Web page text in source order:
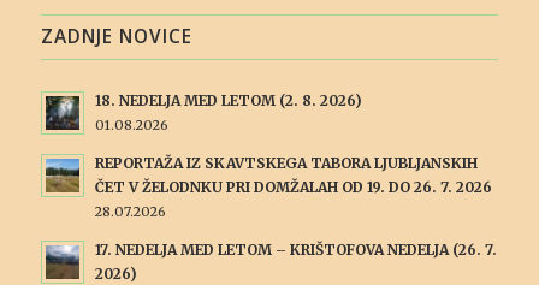
ZADNJE NOVICE
18. NEDELJA MED LETOM (2. 8. 2026)
01.08.2026
REPORTAŽA IZ SKAVTSKEGA TABORA LJUBLJANSKIH
ČET V ŽELODNKU PRI DOMŽALAH OD 19. DO 26. 7. 2026
28.07.2026
17. NEDELJA MED LETOM – KRIŠTOFOVA NEDELJA (26. 7.
2026)